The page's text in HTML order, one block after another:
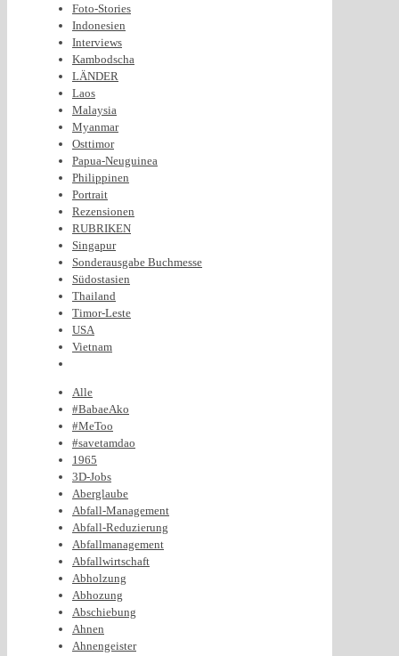
Foto-Stories
Indonesien
Interviews
Kambodscha
LÄNDER
Laos
Malaysia
Myanmar
Osttimor
Papua-Neuguinea
Philippinen
Portrait
Rezensionen
RUBRIKEN
Singapur
Sonderausgabe Buchmesse
Südostasien
Thailand
Timor-Leste
USA
Vietnam
Alle
#BabaeAko
#MeToo
#savetamdao
1965
3D-Jobs
Aberglaube
Abfall-Management
Abfall-Reduzierung
Abfallmanagement
Abfallwirtschaft
Abholzung
Abhozung
Abschiebung
Ahnen
Ahnengeister